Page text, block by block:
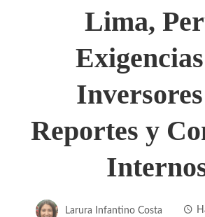
Lima,
Reportes y
Larura Infantino Costa